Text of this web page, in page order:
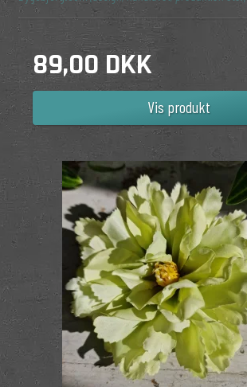
89,00 DKK
Vis produkt